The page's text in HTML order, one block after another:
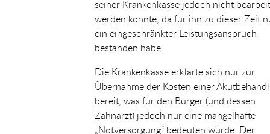
seiner Krankenkasse jedoch nicht
werden konnte, da für ihn zu dieser Zeit
ein eingeschränkter Leistungsanspruch
bestanden habe.
Die Krankenkasse erklärte sich nur zur
Übernahme der Kosten einer
bereit, was für den Bürger (und dessen
Zahnarzt) jedoch nur eine mangelhafte
„Notversorgung“ bedeuten würde. Der